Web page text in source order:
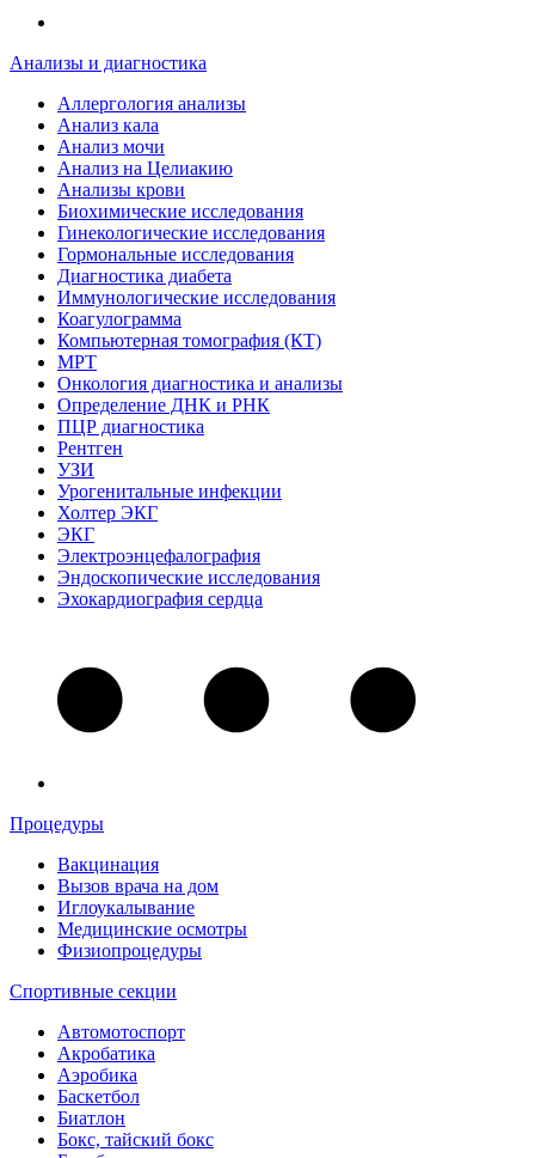
Анализы и диагностика
Аллергология анализы
Анализ кала
Анализ мочи
Анализ на Целиакию
Анализы крови
Биохимические исследования
Гинекологические исследования
Гормональные исследования
Диагностика диабета
Иммунологические исследования
Коагулограмма
Компьютерная томография (КТ)
МРТ
Онкология диагностика и анализы
Определение ДНК и РНК
ПЦР диагностика
Рентген
УЗИ
Урогенитальные инфекции
Холтер ЭКГ
ЭКГ
Электроэнцефалография
Эндоскопические исследования
Эхокардиография сердца
Процедуры
Вакцинация
Вызов врача на дом
Иглоукалывание
Медицинские осмотры
Физиопроцедуры
Спортивные секции
Автомотоспорт
Акробатика
Аэробика
Баскетбол
Биатлон
Бокс, тайский бокс